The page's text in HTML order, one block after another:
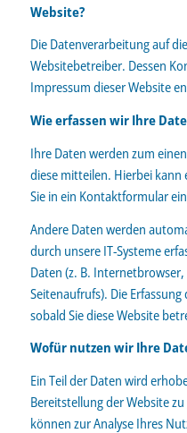
Website?
Die Datenverarbeitung auf
Websitebetreiber. Dessen
Impressum dieser Website
Wie erfassen wir Ihre
Ihre Daten werden zum
diese mitteilen. Hierbei kann
Sie in ein Kontaktformular
Andere Daten werden
durch unsere IT-Systeme
Daten (z. B.
Seitenaufrufs). Die
sobald Sie diese Website
Wofür nutzen wir Ihre
Ein Teil der Daten wird
Bereitstellung der Website
können zur Analyse Ihres